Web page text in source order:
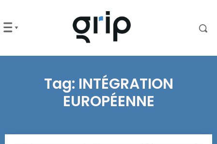
Tag: INTÉGRATION
EUROPÉENNE